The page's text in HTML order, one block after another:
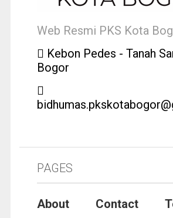
Web Resmi PKS Kota
Kebon Pedes - Tanah
Bogor
PAGES
About Contact